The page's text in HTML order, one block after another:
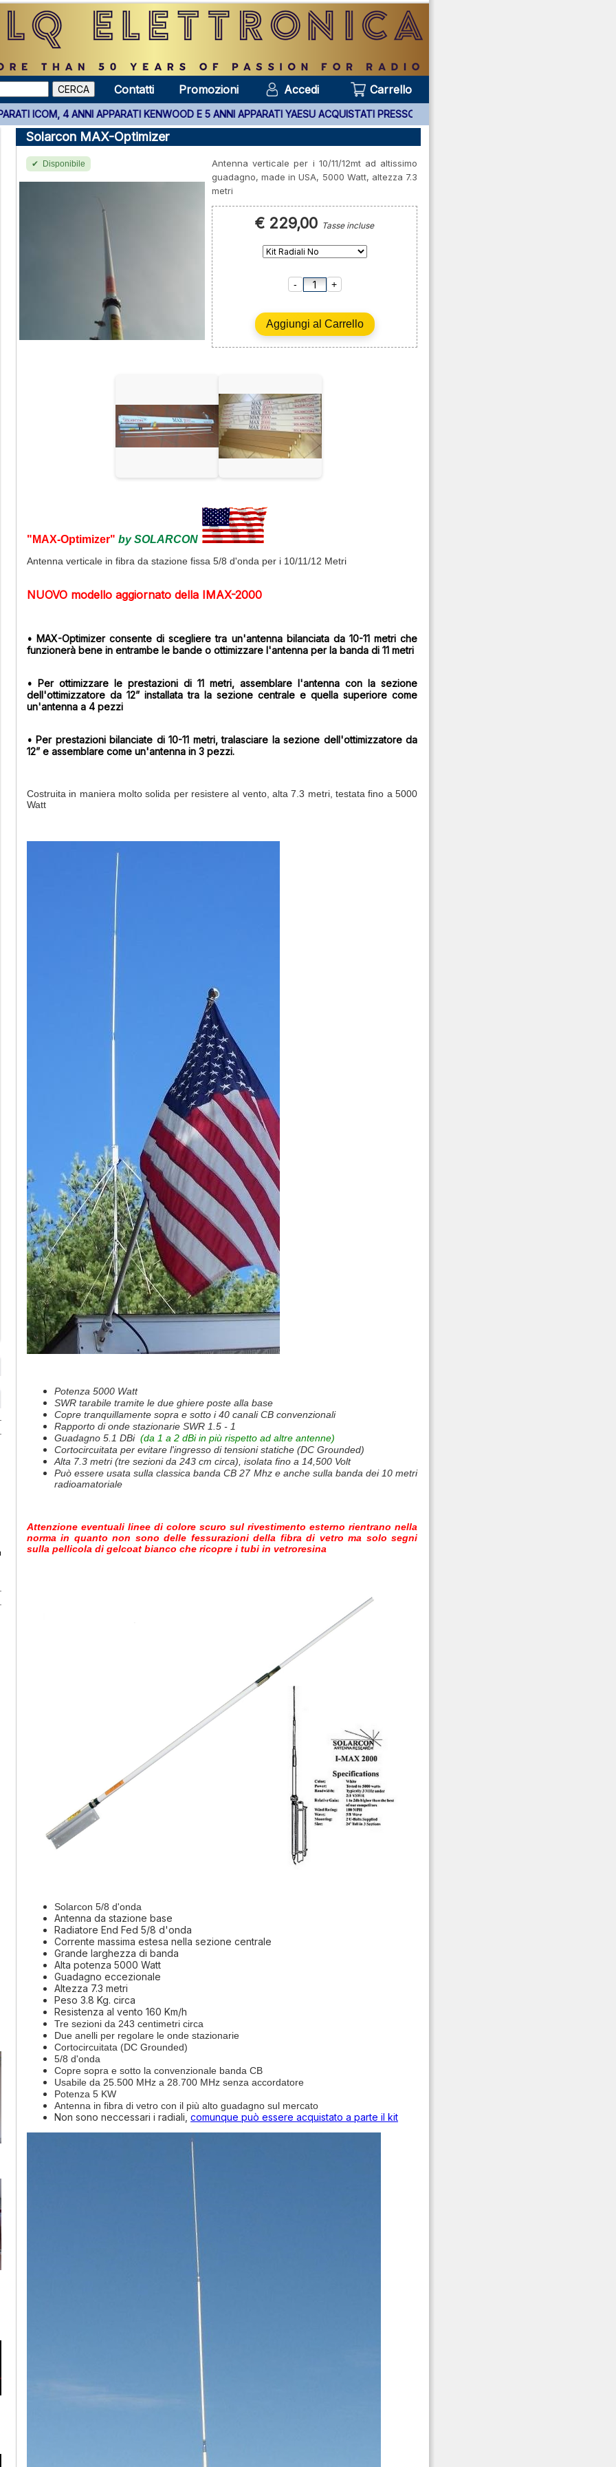
Contatti Promozioni Accedi Carrello
4 ANNI APPARATI KENWOOD E 5 ANNI APPARATI YAESU ACQUISTATI PRESSO DI NOI ***
Solarcon MAX-Optimizer
Disponibile
Antenna verticale per i 10/11/12mt ad altissimo
guadagno, made in USA, 5000 Watt, altezza 7.3
metri
€ 229,00 Tasse incluse
- +
"MAX-Optimizer" by SOLARCON
Antenna verticale in fibra da stazione fissa 5/8 d'onda per i 10/11/12 Metri
NUOVO modello aggiornato della IMAX-2000
• MAX-Optimizer consente di scegliere tra un'antenna bilanciata da 10-11 metri che
funzionerà bene in entrambe le bande o ottimizzare l'antenna per la banda di 11 metri
• Per ottimizzare le prestazioni di 11 metri, assemblare l'antenna con la sezione
dell'ottimizzatore da 12” installata tra la sezione centrale e quella superiore come
un'antenna a 4 pezzi
• Per prestazioni bilanciate di 10-11 metri, tralasciare la sezione dell'ottimizzatore da
12” e assemblare come un'antenna in 3 pezzi.
Costruita in maniera molto solida per resistere al vento, alta 7.3 metri, testata fino a 5000
Watt
Potenza 5000 Watt
SWR tarabile tramite le due ghiere poste alla base
Copre tranquillamente sopra e sotto i 40 canali CB convenzionali
Rapporto di onde stazionarie SWR 1.5 - 1
Guadagno 5.1 DBi (da 1 a 2 dBi in più rispetto ad altre antenne)
Cortocircuitata per evitare l'ingresso di tensioni statiche (DC Grounded)
Alta 7.3 metri (tre sezioni da 243 cm circa), isolata fino a 14,500 Volt
Può essere usata sulla classica banda CB 27 Mhz e anche sulla banda dei 10 metri
radioamatoriale
Attenzione eventuali linee di colore scuro sul rivestimento esterno rientrano nella
norma in quanto non sono delle fessurazioni della fibra di vetro ma solo segni
sulla pellicola di gelcoat bianco che ricopre i tubi in vetroresina
Solarcon 5/8 d'onda
Antenna da stazione base
Radiatore End Fed 5/8 d'onda
Corrente massima estesa nella sezione centrale
Grande larghezza di banda
Alta potenza 5000 Watt
Guadagno eccezionale
Altezza 7.3 metri
Peso 3.8 Kg. circa
Resistenza al vento 160 Km/h
Tre sezioni da 243 centimetri circa
Due anelli per regolare le onde stazionarie
Cortocircuitata (DC Grounded)
5/8 d'onda
Copre sopra e sotto la convenzionale banda CB
Usabile da 25.500 MHz a 28.700 MHz senza accordatore
Potenza 5 KW
Antenna in fibra di vetro con il più alto guadagno sul mercato
Non sono neccessari i radiali, comunque può essere acquistato a parte il kit